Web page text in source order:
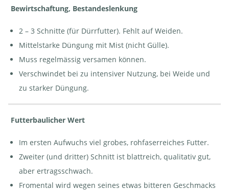
Bewirtschaftung, Bestandeslenkung
2 – 3 Schnitte (für Dürrfutter). Fehlt auf Weiden.
Mittelstarke Düngung mit Mist (nicht Gülle).
Muss regelmässig versamen können.
Verschwindet bei zu intensiver Nutzung, bei Weide und
zu starker Düngung.
Futterbaulicher Wert
Im ersten Aufwuchs viel grobes, rohfaserreiches Futter.
Zweiter (und dritter) Schnitt ist blattreich, qualitativ gut,
aber ertragsschwach.
Fromental wird wegen seines etwas bitteren Geschmacks